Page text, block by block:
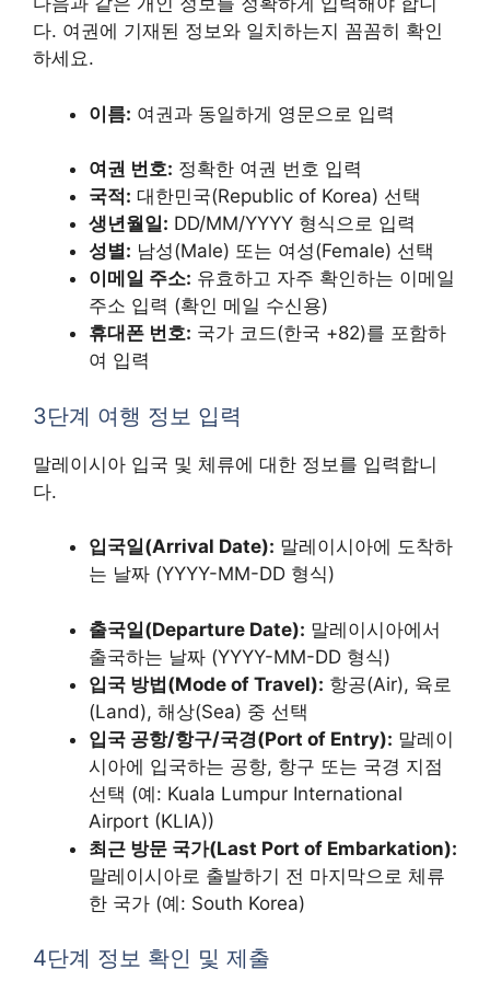
다. 여권에 기재된 정보와 일치하는지 꼼꼼히 확인
하세요.
이름: 여권과 동일하게 영문으로 입력
여권 번호: 정확한 여권 번호 입력
국적: 대한민국(Republic of Korea) 선택
생년월일: DD/MM/YYYY 형식으로 입력
성별: 남성(Male) 또는 여성(Female) 선택
이메일 주소: 유효하고 자주 확인하는 이메일
주소 입력 (확인 메일 수신용)
휴대폰 번호: 국가 코드(한국 +82)를 포함하
여 입력
3단계 여행 정보 입력
말레이시아 입국 및 체류에 대한 정보를 입력합니
다.
입국일(Arrival Date): 말레이시아에 도착하
는 날짜 (YYYY-MM-DD 형식)
출국일(Departure Date): 말레이시아에서
출국하는 날짜 (YYYY-MM-DD 형식)
입국 방법(Mode of Travel): 항공(Air), 육로
(Land), 해상(Sea) 중 선택
입국 공항/항구/국경(Port of Entry): 말레이
시아에 입국하는 공항, 항구 또는 국경 지점
선택 (예: Kuala Lumpur International
Airport (KLIA))
최근 방문 국가(Last Port of Embarkation):
말레이시아로 출발하기 전 마지막으로 체류
한 국가 (예: South Korea)
4단계 정보 확인 및 제출